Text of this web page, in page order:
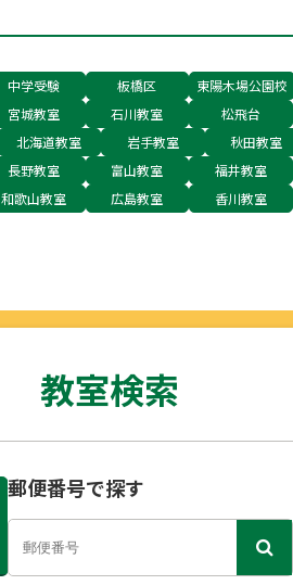
中学受験 板橋区 東陽木場公園校
宮城教室 石川教室 松飛台
北海道教室 岩手教室 秋田教室
長野教室 富山教室 福井教室
和歌山教室 広島教室 香川教室
教室検索
郵便番号で探す